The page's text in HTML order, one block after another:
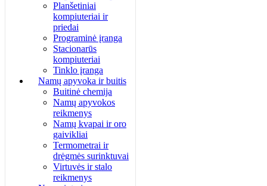
Planšetiniai
kompiuteriai ir
priedai
Programinė įranga
Stacionarūs
kompiuteriai
Tinklo įranga
Namų apyvoka ir buitis
Buitinė chemija
Namų apyvokos
reikmenys
Namų kvapai ir oro
gaivikliai
Termometrai ir
drėgmės surinktuvai
Virtuvės ir stalo
reikmenys